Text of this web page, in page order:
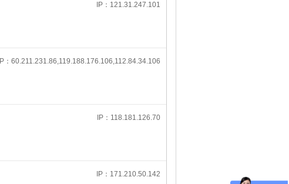
IP：121.31.247.101
IP：60.211.231.86,119.188.176.106,112.84.34.106
IP：118.181.126.70
IP：171.210.50.142